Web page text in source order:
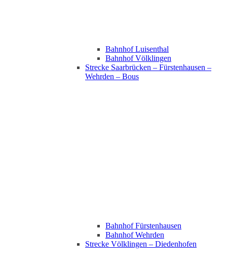
Bahnhof Luisenthal
Bahnhof Völklingen
Strecke Saarbrücken – Fürstenhausen –
Wehrden – Bous
Bahnhof Fürstenhausen
Bahnhof Wehrden
Strecke Völklingen – Diedenhofen